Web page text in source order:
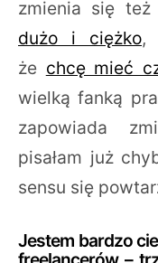
zmienia się
dużo i ciężko,
że chcę mieć
wielką fanką
zapowiada
pisałam już
sensu się
Jestem bardzo